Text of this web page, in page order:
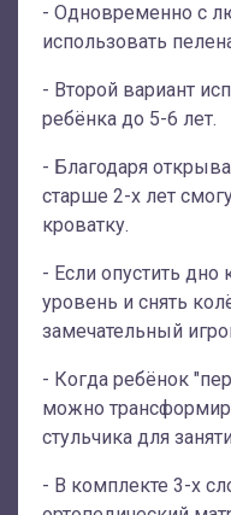
- Одновременно с
использовать
- Второй вариант
ребёнка до 5-6 лет.
- Благодаря
старше 2-х лет
кроватку.
- Если опустить
уровень и снять
замечательный
- Когда ребёнок
можно
стульчика для
- В комплекте 3-х